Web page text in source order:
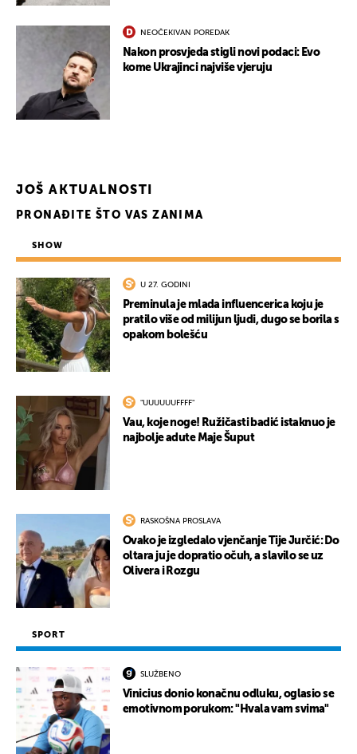
NEOČEKIVAN POREDAK
Nakon prosvjeda stigli novi podaci: Evo
kome Ukrajinci najviše vjeruju
JOŠ AKTUALNOSTI
PRONAĐITE ŠTO VAS ZANIMA
SHOW
U 27. GODINI
Preminula je mlada influencerica koju je
pratilo više od milijun ljudi, dugo se borila s
opakom bolešću
"UUUUUUFFFF"
Vau, koje noge! Ružičasti badić istaknuo je
najbolje adute Maje Šuput
RASKOŠNA PROSLAVA
Ovako je izgledalo vjenčanje Tije Jurčić: Do
oltara ju je dopratio očuh, a slavilo se uz
Olivera i Rozgu
SPORT
SLUŽBENO
Vinicius donio konačnu odluku, oglasio se
emotivnom porukom: "Hvala vam svima"